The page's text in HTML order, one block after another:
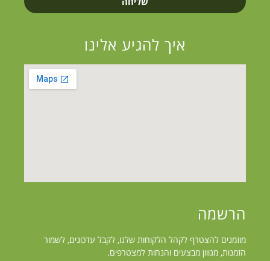
איך להגיע אלינו
הרשמה
מוזמנים להצטרף לקהל הלקוחות שלנו, לקבל עדכונים, לשמור
הזמנות, מגווון מבצעים והנחות למצטרפים.